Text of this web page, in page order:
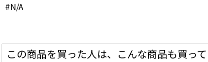
#N/A
この商品を買った人は、こんな商品も買っ